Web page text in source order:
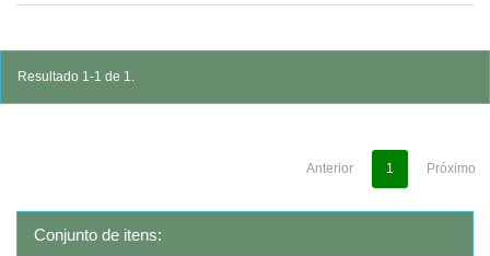
Resultado 1-1 de 1.
Anterior 1 Próximo
Conjunto de itens: